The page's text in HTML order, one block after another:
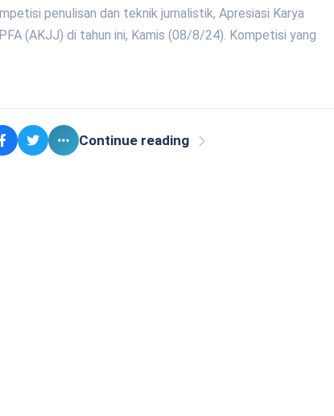
penulisan dan teknik jurnalistik, Apresiasi Karya
(AKJJ) di tahun ini, Kamis (08/8/24). Kompetisi yang
Continue reading